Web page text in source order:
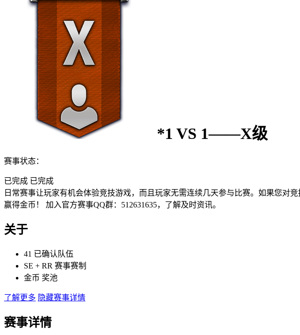
*1 VS 1——X级
赛事状态：
已完成 已完成
日常赛事让玩家有机会体验竞技游戏，而且玩家无需连续几天参与比赛。如果您对
赢得金币！ 加入官方赛事QQ群：512631635，了解及时资讯。
关于
41 已确认队伍
SE + RR 赛事赛制
金币 奖池
了解更多 隐藏赛事详情
赛事详情